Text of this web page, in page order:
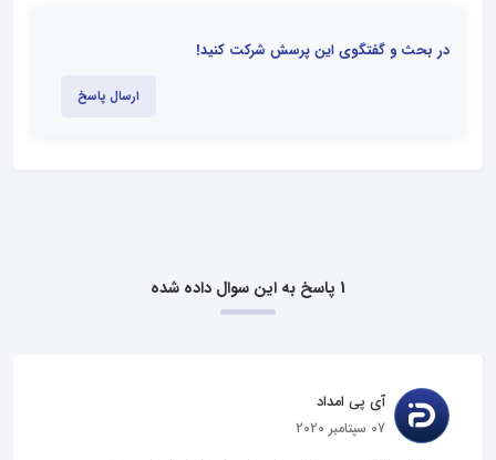
در بحث و گفتگوی این پرسش شرکت کنید!
ارسال پاسخ
1 پاسخ به این سوال داده شده
آی پی امداد
07 سپتامبر 2020